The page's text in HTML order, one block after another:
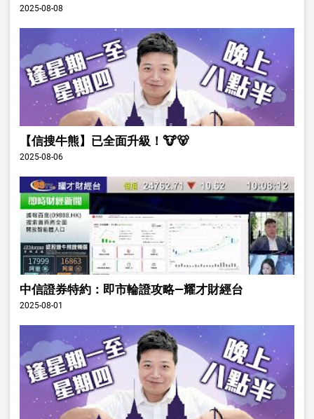
2025-08-08
【信搜牛熊】已全面升級！🐮🐻
2025-08-06
中信證券特約：即市輪證攻略—耀才財經台
2025-08-01